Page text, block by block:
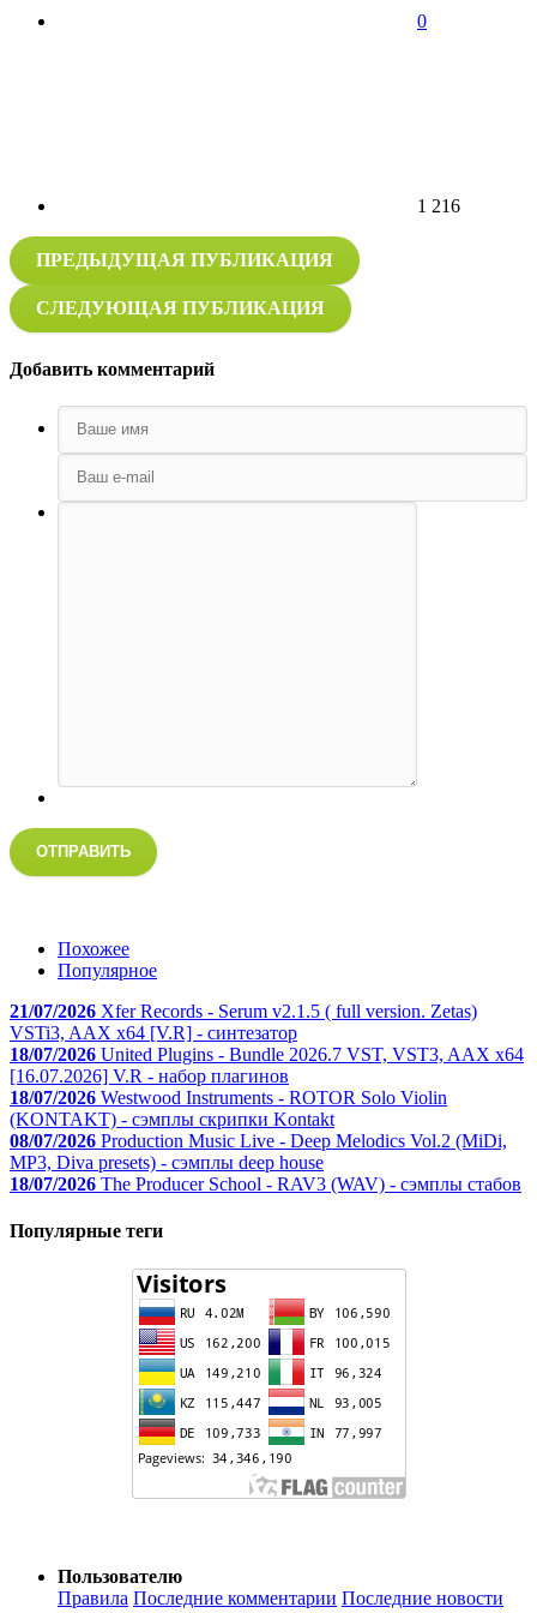
0
1 216
ПРЕДЫДУЩАЯ ПУБЛИКАЦИЯ
СЛЕДУЮЩАЯ ПУБЛИКАЦИЯ
Добавить комментарий
ОТПРАВИТЬ
Похожее
Популярное
21/07/2026 Xfer Records - Serum v2.1.5 ( full version. Zetas)
VSTi3, AAX x64 [V.R] - синтезатор
18/07/2026 United Plugins - Bundle 2026.7 VST, VST3, AAX x64
[16.07.2026] V.R - набор плагинов
18/07/2026 Westwood Instruments - ROTOR Solo Violin
(KONTAKT) - сэмплы скрипки Kontakt
08/07/2026 Production Music Live - Deep Melodics Vol.2 (MiDi,
MP3, Diva presets) - сэмплы deep house
18/07/2026 The Producer School - RAV3 (WAV) - сэмплы стабов
Популярные теги
Пользователю
Правила Последние комментарии Последние новости